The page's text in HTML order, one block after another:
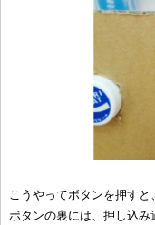
こうやってボタンを押すと
ボタンの裏には、押し込